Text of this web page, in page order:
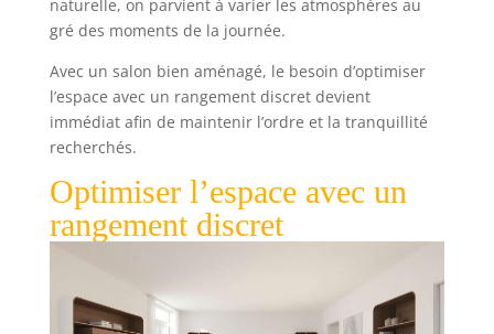
naturelle, on parvient à varier les atmosphères au
gré des moments de la journée.
Avec un salon bien aménagé, le besoin d’optimiser
l’espace avec un rangement discret devient
immédiat afin de maintenir l’ordre et la tranquillité
recherchés.
Optimiser l’espace avec un
rangement discret